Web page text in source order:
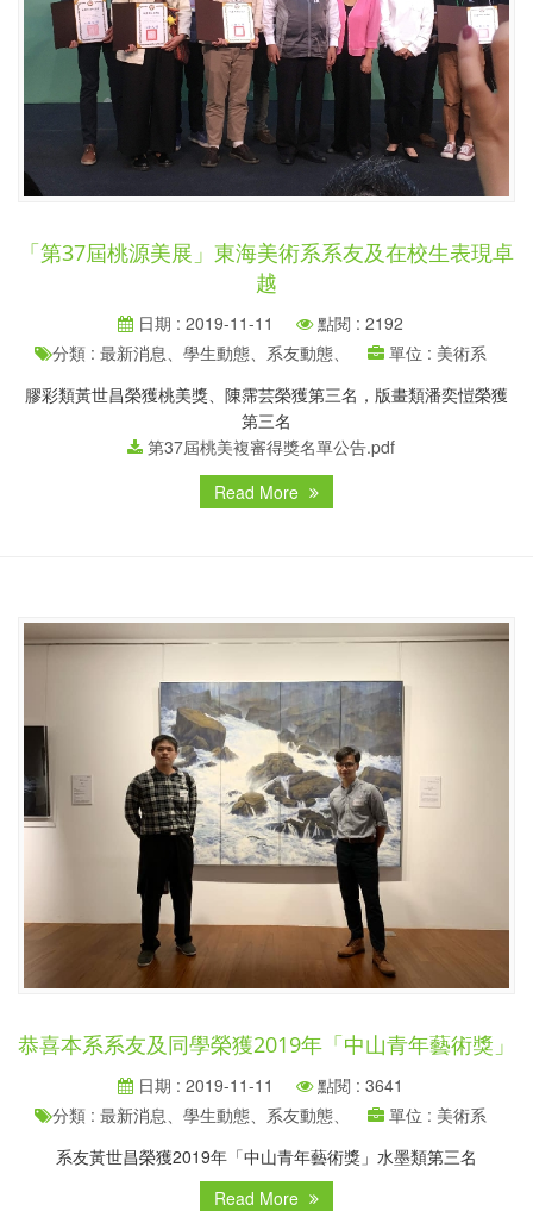
「第37屆桃源美展」東海美術系系友及在校生表現卓
越
日期 : 2019-11-11
點閱 : 2192
分類 : 最新消息、學生動態、系友動態、
單位 : 美術系
膠彩類黃世昌榮獲桃美獎、陳霈芸榮獲第三名，版畫類潘奕愷榮獲
第三名
第37屆桃美複審得獎名單公告.pdf
Read More
恭喜本系系友及同學榮獲2019年「中山青年藝術獎」
日期 : 2019-11-11
點閱 : 3641
分類 : 最新消息、學生動態、系友動態、
單位 : 美術系
系友黃世昌榮獲2019年「中山青年藝術獎」水墨類第三名
Read More